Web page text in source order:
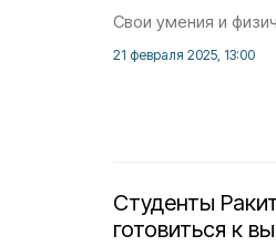
Свои умения и
21 февраля 2025, 13:00
Студенты
готовиться к